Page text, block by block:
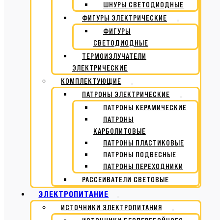
ШНУРЫ СВЕТОДИОДНЫЕ
ФИГУРЫ ЭЛЕКТРИЧЕСКИЕ
ФИГУРЫ
СВЕТОДИОДНЫЕ
ТЕРМОИЗЛУЧАТЕЛИ
ЭЛЕКТРИЧЕСКИЕ
КОМПЛЕКТУЮЩИЕ
ПАТРОНЫ ЭЛЕКТРИЧЕСКИЕ
ПАТРОНЫ КЕРАМИЧЕСКИЕ
ПАТРОНЫ
КАРБОЛИТОВЫЕ
ПАТРОНЫ ПЛАСТИКОВЫЕ
ПАТРОНЫ ПОДВЕСНЫЕ
ПАТРОНЫ ПЕРЕХОДНИКИ
РАССЕИВАТЕЛИ СВЕТОВЫЕ
ЭЛЕКТРОПИТАНИЕ
ИСТОЧНИКИ ЭЛЕКТРОПИТАНИЯ